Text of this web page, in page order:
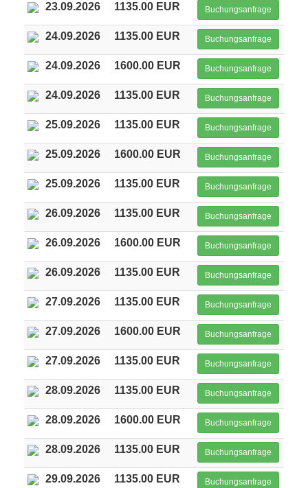
23.09.2026 1135.00 EUR Buchungsanfrage
24.09.2026 1135.00 EUR Buchungsanfrage
24.09.2026 1600.00 EUR Buchungsanfrage
24.09.2026 1135.00 EUR Buchungsanfrage
25.09.2026 1135.00 EUR Buchungsanfrage
25.09.2026 1600.00 EUR Buchungsanfrage
25.09.2026 1135.00 EUR Buchungsanfrage
26.09.2026 1135.00 EUR Buchungsanfrage
26.09.2026 1600.00 EUR Buchungsanfrage
26.09.2026 1135.00 EUR Buchungsanfrage
27.09.2026 1135.00 EUR Buchungsanfrage
27.09.2026 1600.00 EUR Buchungsanfrage
27.09.2026 1135.00 EUR Buchungsanfrage
28.09.2026 1135.00 EUR Buchungsanfrage
28.09.2026 1600.00 EUR Buchungsanfrage
28.09.2026 1135.00 EUR Buchungsanfrage
29.09.2026 1135.00 EUR Buchungsanfrage